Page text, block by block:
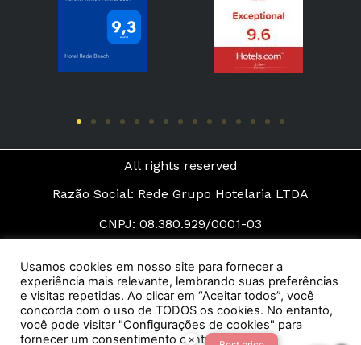
All rights reserved
Razão Social: Rede Grupo Hotelaria LTDA
CNPJ: 08.380.929/0001-03
Desenvolvido por:
Usamos cookies em nosso site para fornecer a
experiência mais relevante, lembrando suas preferências
e visitas repetidas. Ao clicar em “Aceitar todos”, você
concorda com o uso de TODOS os cookies. No entanto,
você pode visitar "Configurações de cookies" para
fornecer um consentimento controlado.
×